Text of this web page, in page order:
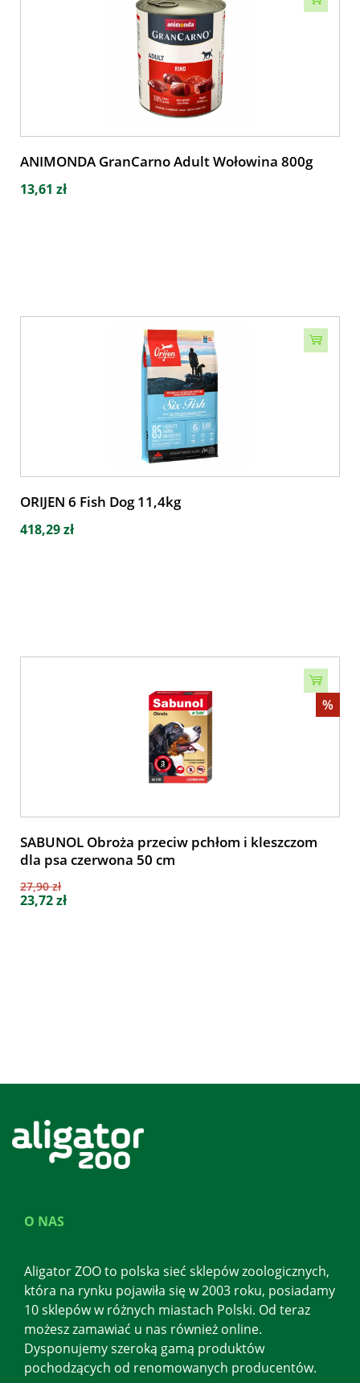
ANIMONDA GranCarno Adult Wołowina 800g
13,61 zł
ORIJEN 6 Fish Dog 11,4kg
418,29 zł
%
SABUNOL Obroża przeciw pchłom i kleszczom
dla psa czerwona 50 cm
27,90 zł
23,72 zł
O NAS
Aligator ZOO to polska sieć sklepów zoologicznych,
która na rynku pojawiła się w 2003 roku, posiadamy
10 sklepów w różnych miastach Polski. Od teraz
możesz zamawiać u nas również online.
Dysponujemy szeroką gamą produktów
pochodzących od renomowanych producentów.